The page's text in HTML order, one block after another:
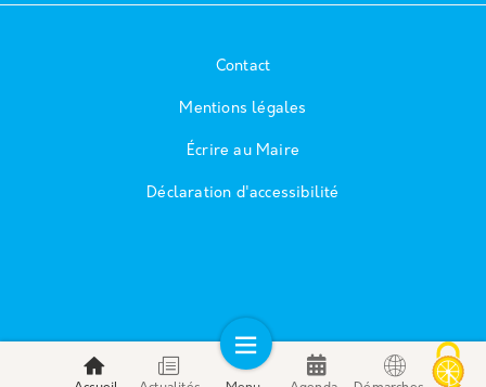
Contact
Mentions légales
Écrire au Maire
Déclaration d'accessibilité